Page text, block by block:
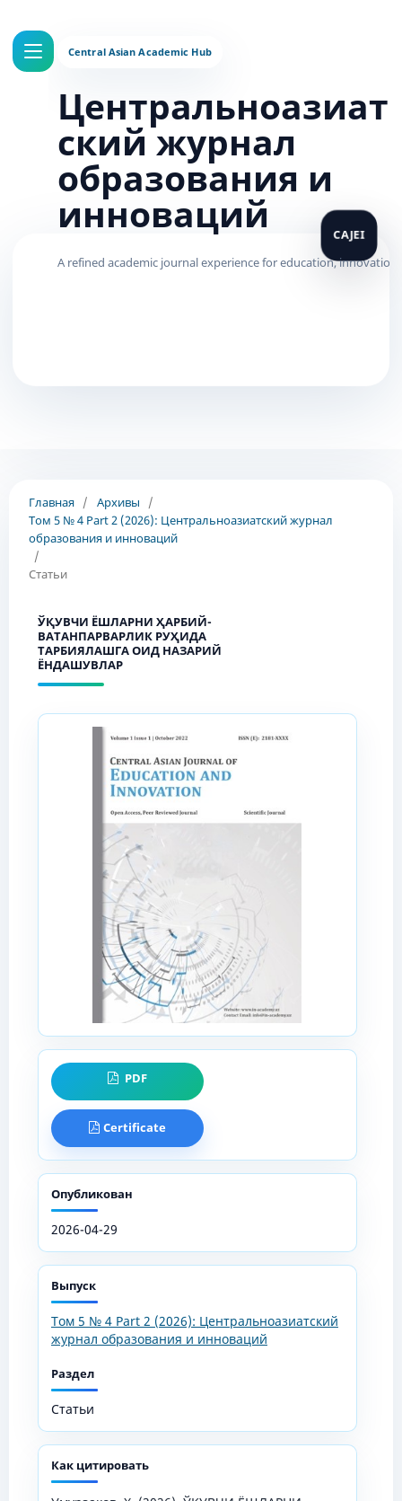
Центральноазиат
ский журнал
образования и
инноваций
Главная / Архивы
/
Том 5 № 4 Part 2 (2026): Центральноазиатский журнал
образования и инноваций
/
Статьи
ЎҚУВЧИ ЁШЛАРНИ ҲАРБИЙ-
ВАТАНПАРВАРЛИК РУҲИДА
ТАРБИЯЛАШГА ОИД НАЗАРИЙ
ЁНДАШУВЛАР
PDF
Certificate
Опубликован
2026-04-29
Выпуск
Том 5 № 4 Part 2 (2026): Центральноазиатский
журнал образования и инноваций
Раздел
Статьи
Как цитировать